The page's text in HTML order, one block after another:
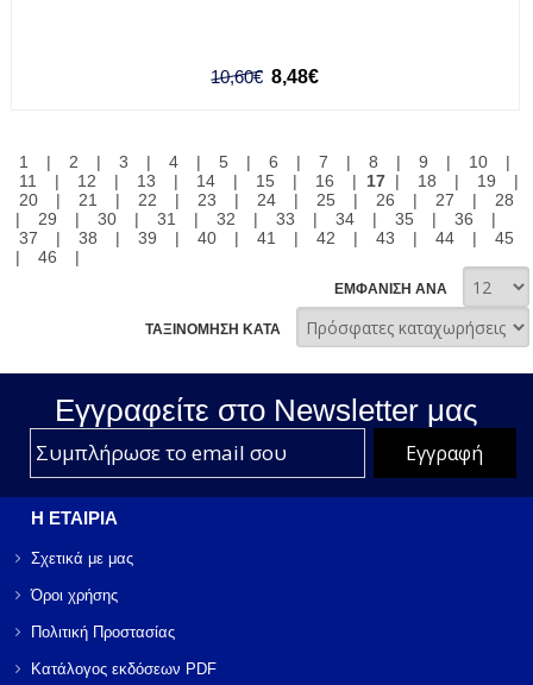
10,60€ 8,48€
1 | 2 | 3 | 4 | 5 | 6 | 7 | 8 | 9 | 10
|
11
| 12 | 13 | 14 | 15 | 16 | 17| 18 | 19
|
20
| 21 | 22 | 23 | 24 | 25 | 26 | 27 |
28
|
29 | 30 | 31 | 32 | 33 | 34 | 35 | 36
|
37
| 38 | 39 | 40 | 41 | 42 | 43 | 44 |
45
|
46 |
ΕΜΦΑΝΙΣΗ ΑΝΑ
ΤΑΞΙΝΟΜΗΣΗ ΚΑΤΑ
Εγγραφείτε στο Νewsletter μας
Η ΕΤΑΙΡΙΑ
Σχετικά με μας
Όροι χρήσης
Πολιτική Προστασίας
Κατάλογος εκδόσεων PDF